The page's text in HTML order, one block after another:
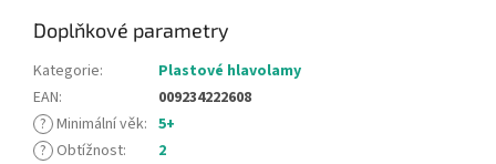
Doplňkové parametry
Kategorie:
Plastové hlavolamy
EAN:
009234222608
? Minimální věk: 5+
? Obtížnost:
2